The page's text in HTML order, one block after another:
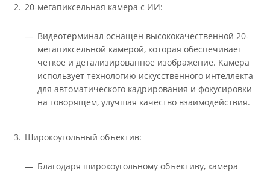
20-мегапиксельная камера с ИИ:
Видеотерминал оснащен высококачественной 20-
мегапиксельной камерой, которая обеспечивает
четкое и детализированное изображение. Камера
использует технологию искусственного интеллекта
для автоматического кадрирования и фокусировки
на говорящем, улучшая качество взаимодействия.
Широкоугольный объектив:
Благодаря широкоугольному объективу, камера